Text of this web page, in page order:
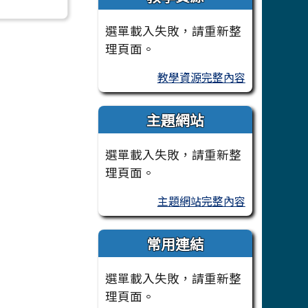
選單載入失敗，請重新整
理頁面。
教學資源完整內容
主題網站
選單載入失敗，請重新整
理頁面。
主題網站完整內容
常用連結
選單載入失敗，請重新整
理頁面。